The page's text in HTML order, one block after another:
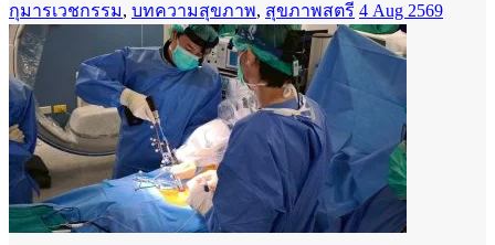
กุมารเวชกรรม, บทความสุขภาพ, สุขภาพสตรี 4 Aug 2569